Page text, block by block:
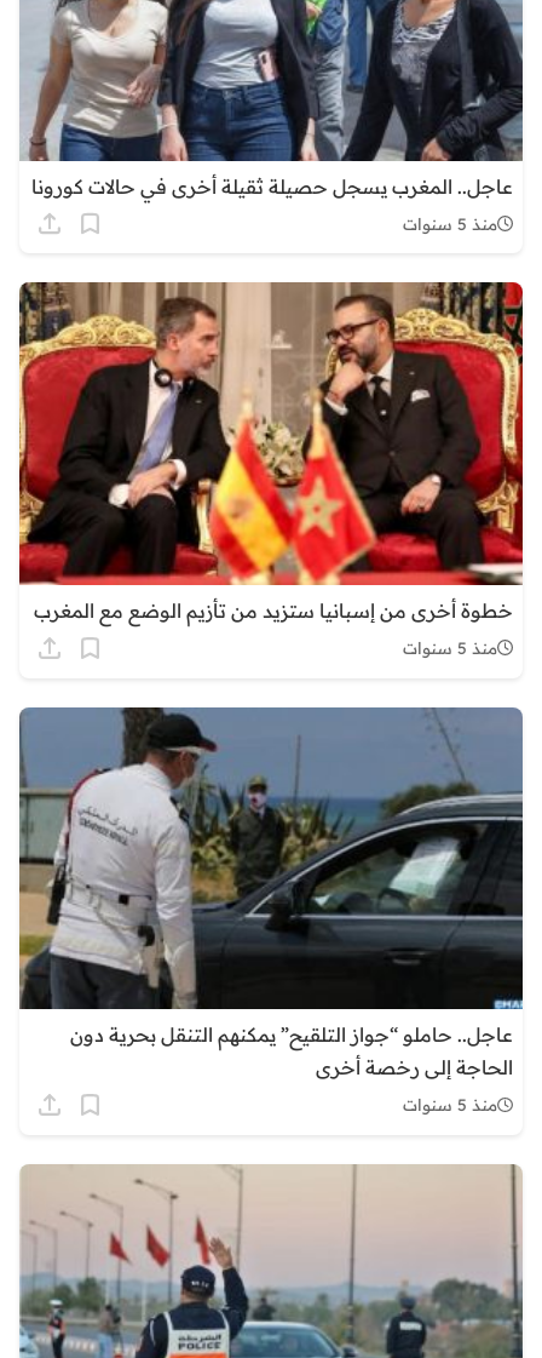
عاجل.. المغرب يسجل حصيلة ثقيلة أخرى في حالات كورونا
منذ 5 سنوات
خطوة أخرى من إسبانيا ستزيد من تأزيم الوضع مع المغرب
منذ 5 سنوات
عاجل.. حاملو “جواز التلقيح” يمكنهم التنقل بحرية دون
الحاجة إلى رخصة أخرى
منذ 5 سنوات